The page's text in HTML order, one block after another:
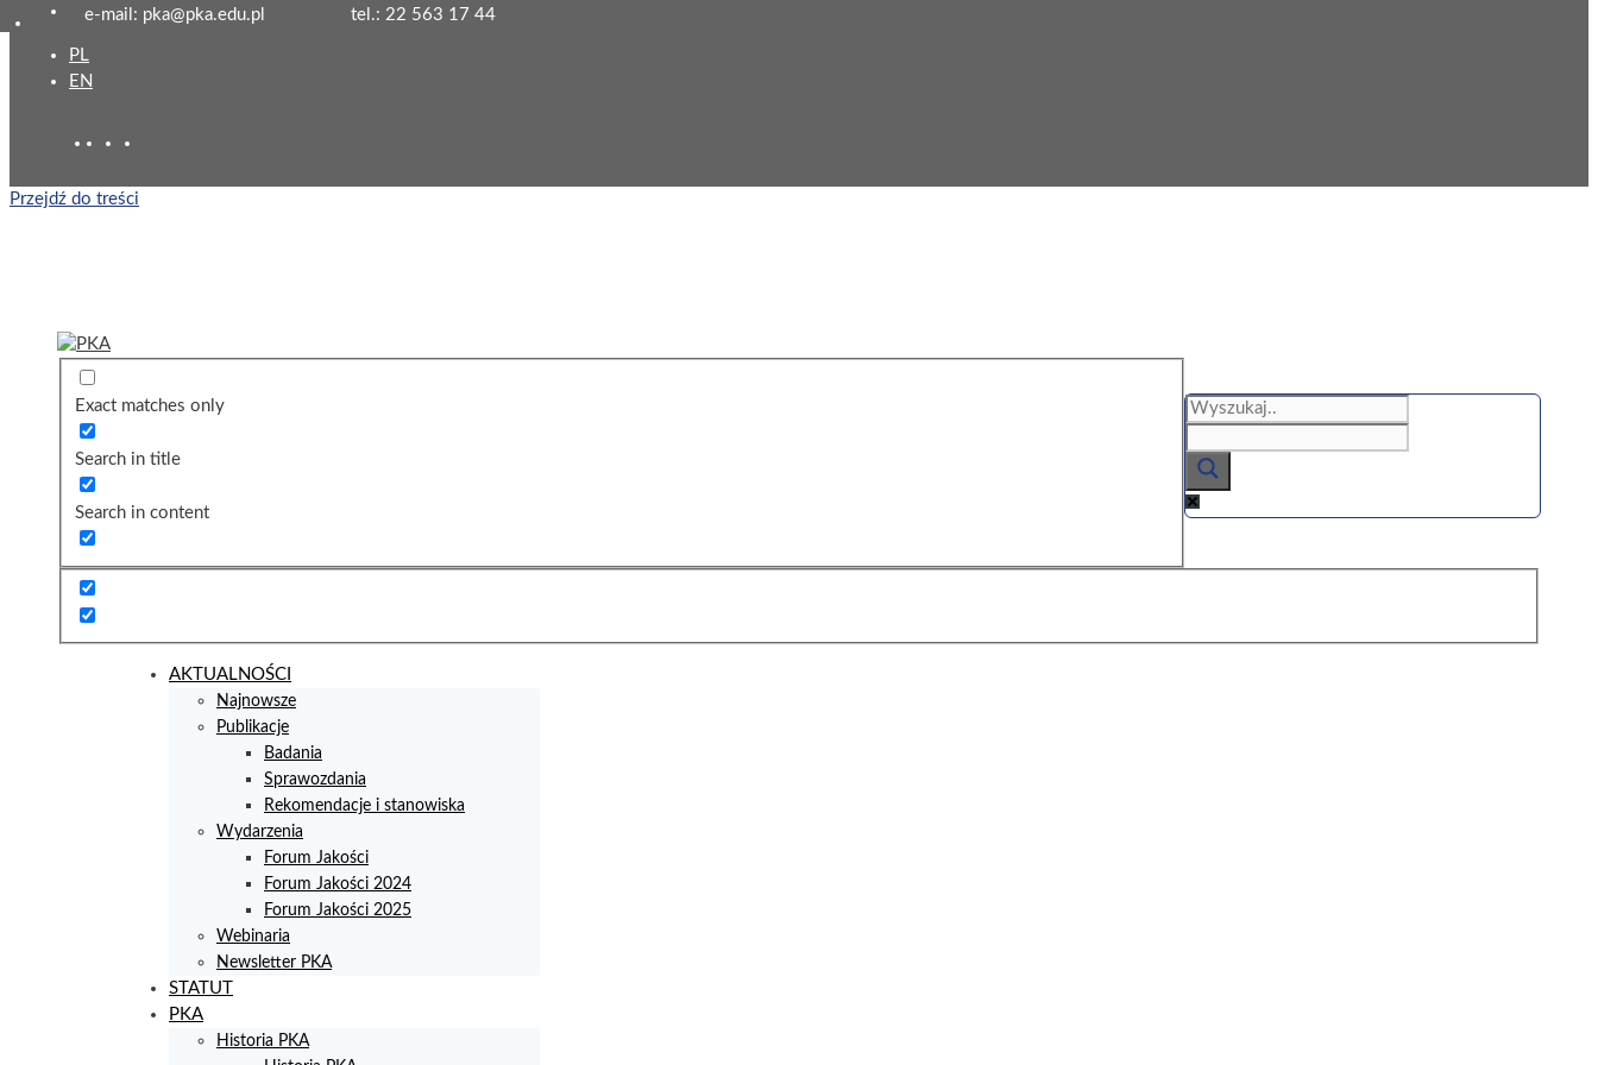
e-mail: pka@pka.edu.pl tel.: 22 563 17 44
PL
EN
Przejdź do treści
Exact matches only
Search in title
Search in content
AKTUALNOŚCI
Najnowsze
Publikacje
Badania
Sprawozdania
Rekomendacje i stanowiska
Wydarzenia
Forum Jakości
Forum Jakości 2024
Forum Jakości 2025
Webinaria
Newsletter PKA
STATUT
PKA
Historia PKA